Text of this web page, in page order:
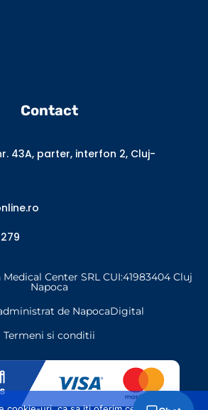
Contact
43A, parter, interfon 2, Cluj-
Center SRL CUI:41983404 Cluj
Napoca
de NapocaDigital
Termeni si conditii